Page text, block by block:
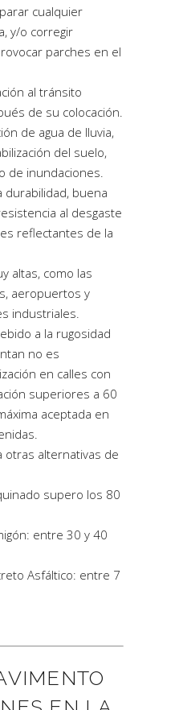
cualquier
y/o corregir
parches en el
al tránsito
de su colocación.
de agua de lluvia,
del suelo,
de inundaciones.
durabilidad, buena
al desgaste
reflectantes de la
altas, como las
aeropuertos y
industriales.
a la rugosidad
no es
en calles con
superiores a 60
aceptada en
otras alternativas de
supero los 80
entre 30 y 40
Asfáltico: entre 7